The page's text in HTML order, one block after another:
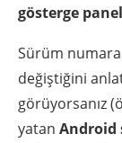
gösterge
Sürüm
değiştiğini
görüyorsanız
yatan Android